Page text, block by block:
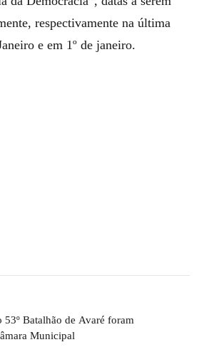
respectivamente na última
e em 1º de janeiro.
Batalhão de Avaré foram
Municipal